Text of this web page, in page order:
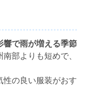
響で雨が増える季節
部よりも短めで、
の良い服装がおす